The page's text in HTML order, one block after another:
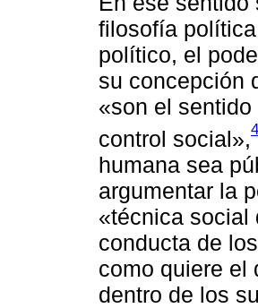
filosofía
político, el
su concepción
«son el
control social»,4
humana sea
argumentar la
«técnica social
conducta de
como quiere el
dentro de los